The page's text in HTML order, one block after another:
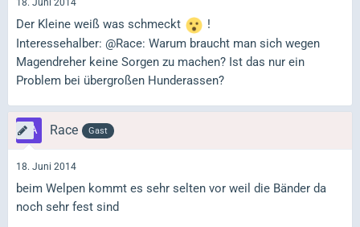
18. Juni 2014
Der Kleine weiß was schmeckt
!
Interessehalber: @Race: Warum braucht man sich wegen
Magendreher keine Sorgen zu machen? Ist das nur ein
Problem bei übergroßen Hunderassen?
Race Gast
18. Juni 2014
beim Welpen kommt es sehr selten vor weil die Bänder da
noch sehr fest sind